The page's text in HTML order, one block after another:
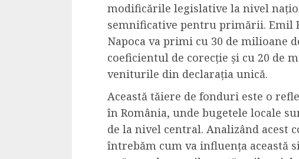
modificările legislative la nivel
semnificative pentru primării. Emil
Napoca va primi cu 30 de milioane
coeficientul de corecție și cu 20 de
veniturile din declarația unică.
Această tăiere de fonduri este o
în România, unde bugetele locale
de la nivel central. Analizând acest
întrebăm cum va influența această
Bucatar de ocazie
Cele mai delicioase
cu piept de curcan
ALEXANDRU S. MAY 24, 2023